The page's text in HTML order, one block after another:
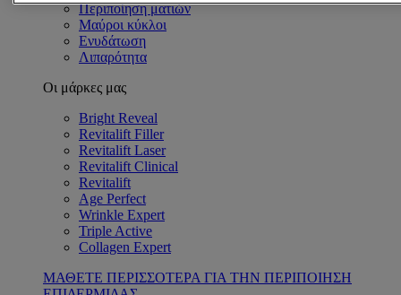
Περιποίηση ματιών
Μαύροι κύκλοι
Ενυδάτωση
Λιπαρότητα
Οι μάρκες μας
Bright Reveal
Revitalift Filler
Revitalift Laser
Revitalift Clinical
Revitalift
Age Perfect
Wrinkle Expert
Triple Active
Collagen Expert
ΜΑΘΕΤΕ ΠΕΡΙΣΣΟΤΕΡΑ ΓΙΑ ΤΗΝ ΠΕΡΙΠΟΙΗΣΗ